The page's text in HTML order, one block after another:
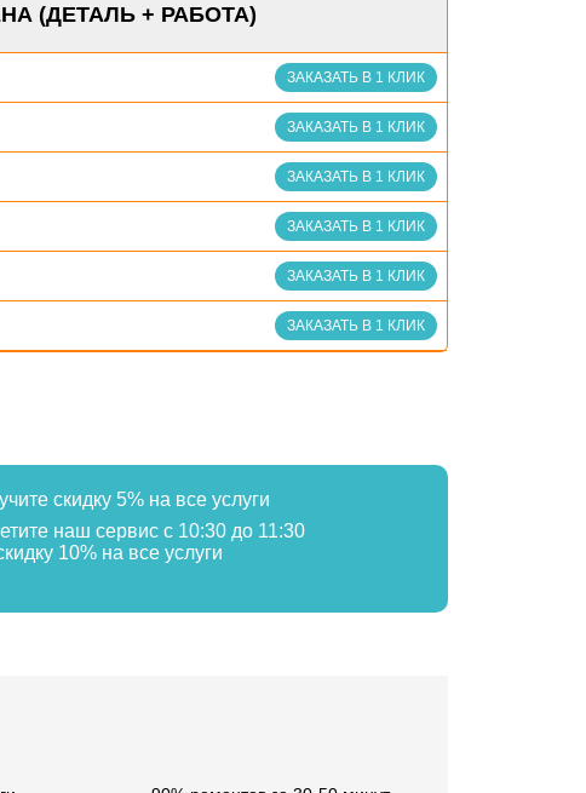
(ДЕТАЛЬ + РАБОТА)
ЗАКАЗАТЬ В 1 КЛИК
ЗАКАЗАТЬ В 1 КЛИК
ЗАКАЗАТЬ В 1 КЛИК
ЗАКАЗАТЬ В 1 КЛИК
ЗАКАЗАТЬ В 1 КЛИК
ЗАКАЗАТЬ В 1 КЛИК
скидку 5% на все услуги
наш сервис с 10:30 до 11:30
10% на все услуги